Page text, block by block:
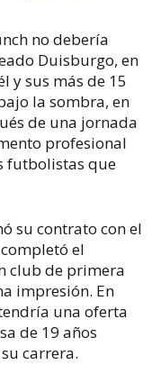
no debería
Duisburgo, en
y sus más de 15
la sombra, en
de una jornada
profesional
futbolistas que
su contrato con el
el
club de primera
impresión. En
una oferta
de 19 años
carrera.